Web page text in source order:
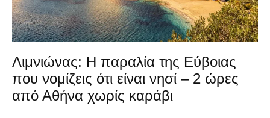
Λιμνιώνας: Η παραλία της Εύβοιας
που νομίζεις ότι είναι νησί – 2 ώρες
από Αθήνα χωρίς καράβι